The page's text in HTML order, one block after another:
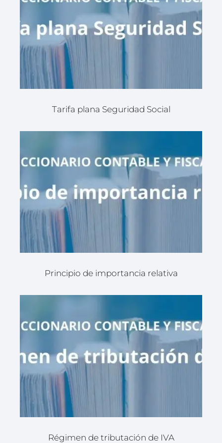
Tarifa plana Seguridad Social
Principio de importancia relativa
Régimen de tributación de IVA